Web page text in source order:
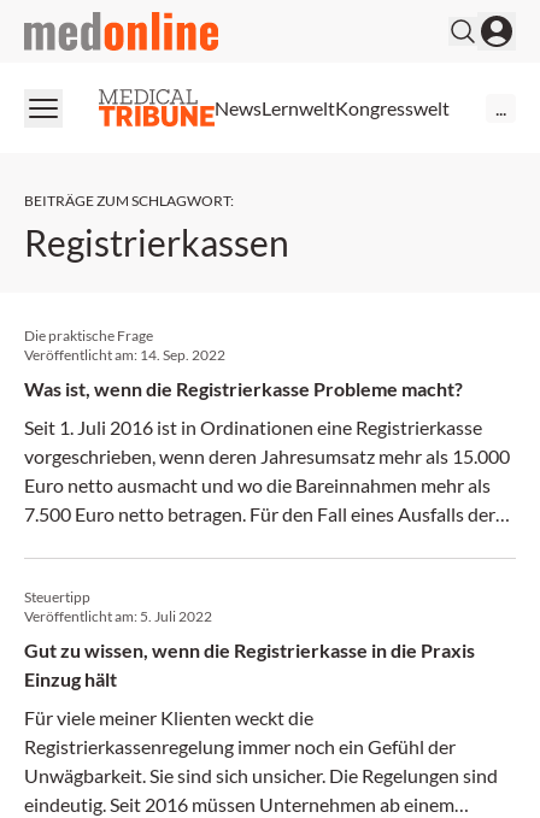
medonline
NewsLernweltKongresswelt
BEITRÄGE ZUM SCHLAGWORT:
Registrierkassen
Die praktische Frage
Veröffentlicht am: 14. Sep. 2022
Was ist, wenn die Registrierkasse Probleme macht?
Seit 1. Juli 2016 ist in Ordinationen eine Registrierkasse
vorgeschrieben, wenn deren Jahresumsatz mehr als 15.000
Euro netto ausmacht und wo die Bareinnahmen mehr als
7.500 Euro netto betragen. Für den Fall eines Ausfalls der
Steuertipp
Veröffentlicht am: 5. Juli 2022
Gut zu wissen, wenn die Registrierkasse in die Praxis
Einzug hält
Für viele meiner Klienten weckt die
Registrierkassenregelung immer noch ein Gefühl der
Unwägbarkeit. Sie sind sich unsicher. Die Regelungen sind
eindeutig. Seit 2016 müssen Unternehmen ab einem